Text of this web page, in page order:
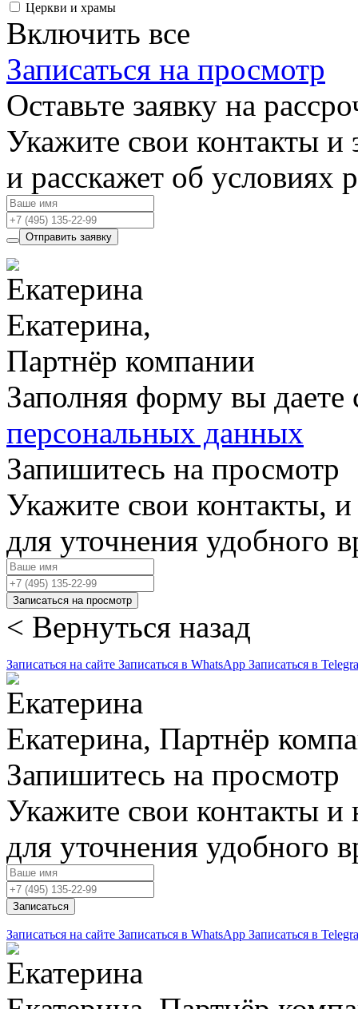
Церкви и храмы
Включить все
Записаться на просмотр
Оставьте заявку на
Укажите свои контакты и
и расскажет об условиях
Отправить заявку
Екатерина,
Партнёр компании
Заполняя форму вы даете
персональных данных
Запишитесь на просмотр
Укажите свои контакты,
для уточнения удобного
Записаться на просмотр
< Вернуться назад
Записаться на сайте Записаться в WhatsApp Записаться в
Екатерина, Партнёр
Запишитесь на просмотр
Укажите свои контакты и
для уточнения удобного
Записаться
Записаться на сайте Записаться в WhatsApp Записаться в